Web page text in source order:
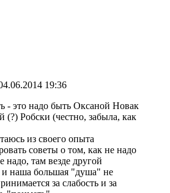
19:36
- это надо быть Оксаной Новак
(?) Робски (честно, забыла, как
из своего опыта
советы о том, как не надо
надо, там везде другой
и наша большая "душа" не
за слабость и за